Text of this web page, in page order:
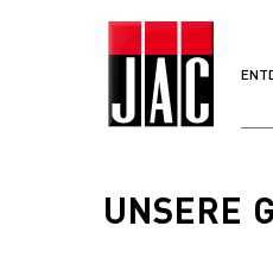
UNSERE